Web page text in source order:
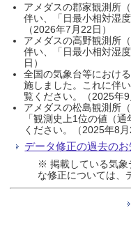
アメダスの郡家観測所
伴い、「日最小相対湿
（2026年7月22日）
アメダスの高野観測所
伴い、「日最小相対湿
日）
全国の気象台等におけ
施しました。これに伴
覧ください。（2025年9
アメダスの松島観測所
「観測史上1位の値（
ください。（2025年8月
データ修正の過去の
※ 掲載している気象
な修正については、